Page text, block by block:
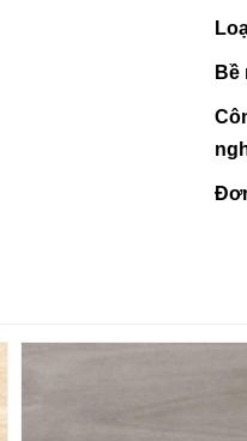
Bề
Gạch ốp lát giá rẻ tại